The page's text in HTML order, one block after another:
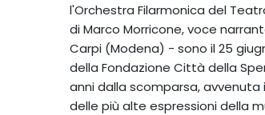
l'Orchestra Filarmonica del
di Marco Morricone, voce
Carpi (Modena) - sono il 25
della Fondazione Città della
anni dalla scomparsa, avvenuta
delle più alte espressioni della